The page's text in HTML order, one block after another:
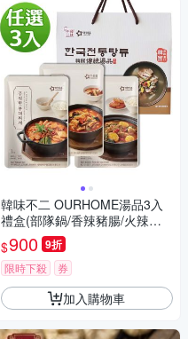
韓味不二 OURHOME湯品3入
禮盒(部隊鍋/香辣豬腸/火辣炒
碼/馬鈴薯排骨)
$900 9折
限時下殺 券
加入購物車